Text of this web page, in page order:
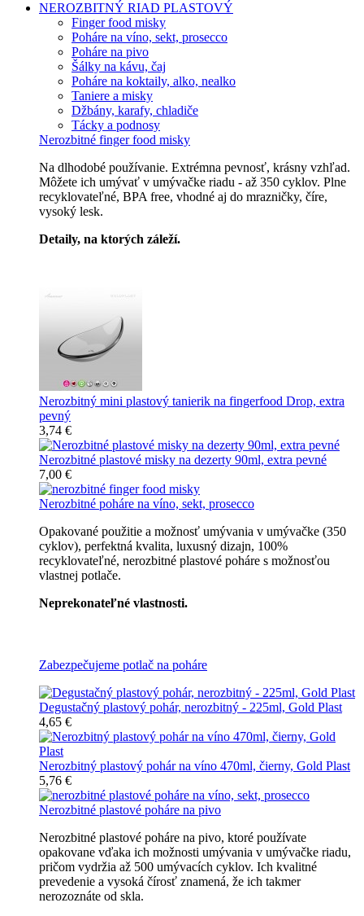
NEROZBITNÝ RIAD PLASTOVÝ
Finger food misky
Poháre na víno, sekt, prosecco
Poháre na pivo
Šálky na kávu, čaj
Poháre na koktaily, alko, nealko
Taniere a misky
Džbány, karafy, chladiče
Tácky a podnosy
Nerozbitné finger food misky
Na dlhodobé používanie. Extrémna pevnosť, krásny vzhľad.
Môžete ich umývať v umývačke riadu - až 350 cyklov. Plne
recyklovateľné, BPA free, vhodné aj do mrazničky, číre,
vysoký lesk.
Detaily, na ktorých záleží.
Nerozbitný mini plastový tanierik na fingerfood Drop, extra
pevný
3,74 €
Nerozbitné plastové misky na dezerty 90ml, extra pevné
7,00 €
Nerozbitné poháre na víno, sekt, prosecco
Opakované použitie a možnosť umývania v umývačke (350
cyklov), perfektná kvalita, luxusný dizajn, 100%
recyklovateľné, nerozbitné plastové poháre s možnosťou
vlastnej potlače.
Neprekonateľné vlastnosti.
Zabezpečujeme potlač na poháre
Degustačný plastový pohár, nerozbitný - 225ml, Gold Plast
4,65 €
Nerozbitný plastový pohár na víno 470ml, čierny, Gold Plast
5,76 €
Nerozbitné plastové poháre na pivo
Nerozbitné plastové poháre na pivo, ktoré používate
opakovane vďaka ich možnosti umývania v umývačke riadu,
pričom vydržia až 500 umývacích cyklov. Ich kvalitné
prevedenie a vysoká čírosť znamená, že ich takmer
nerozoznáte od skla.